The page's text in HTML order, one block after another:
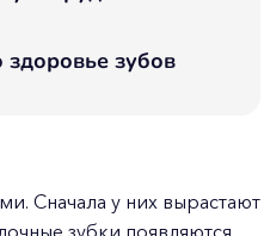
здоровье зубов
Сначала у них вырастают
зубки появляются